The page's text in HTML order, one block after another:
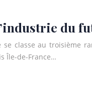
du
se classe au
Île-de-France…